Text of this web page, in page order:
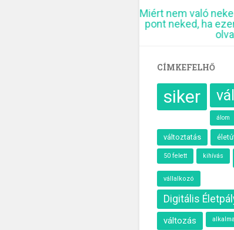
Miért nem való
pont neked, ha
CÍMKEFELHŐ
siker
álom
változtatás
50 felett kihívás
vállalkozó
Digitális
változás